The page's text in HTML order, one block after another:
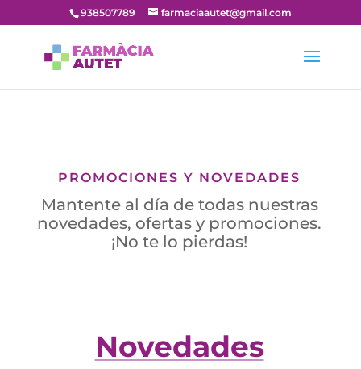
938507789 farmaciaautet@gmail.com
PROMOCIONES Y NOVEDADES
Mantente al día de todas nuestras
novedades, ofertas y promociones.
¡No te lo pierdas!
Novedades